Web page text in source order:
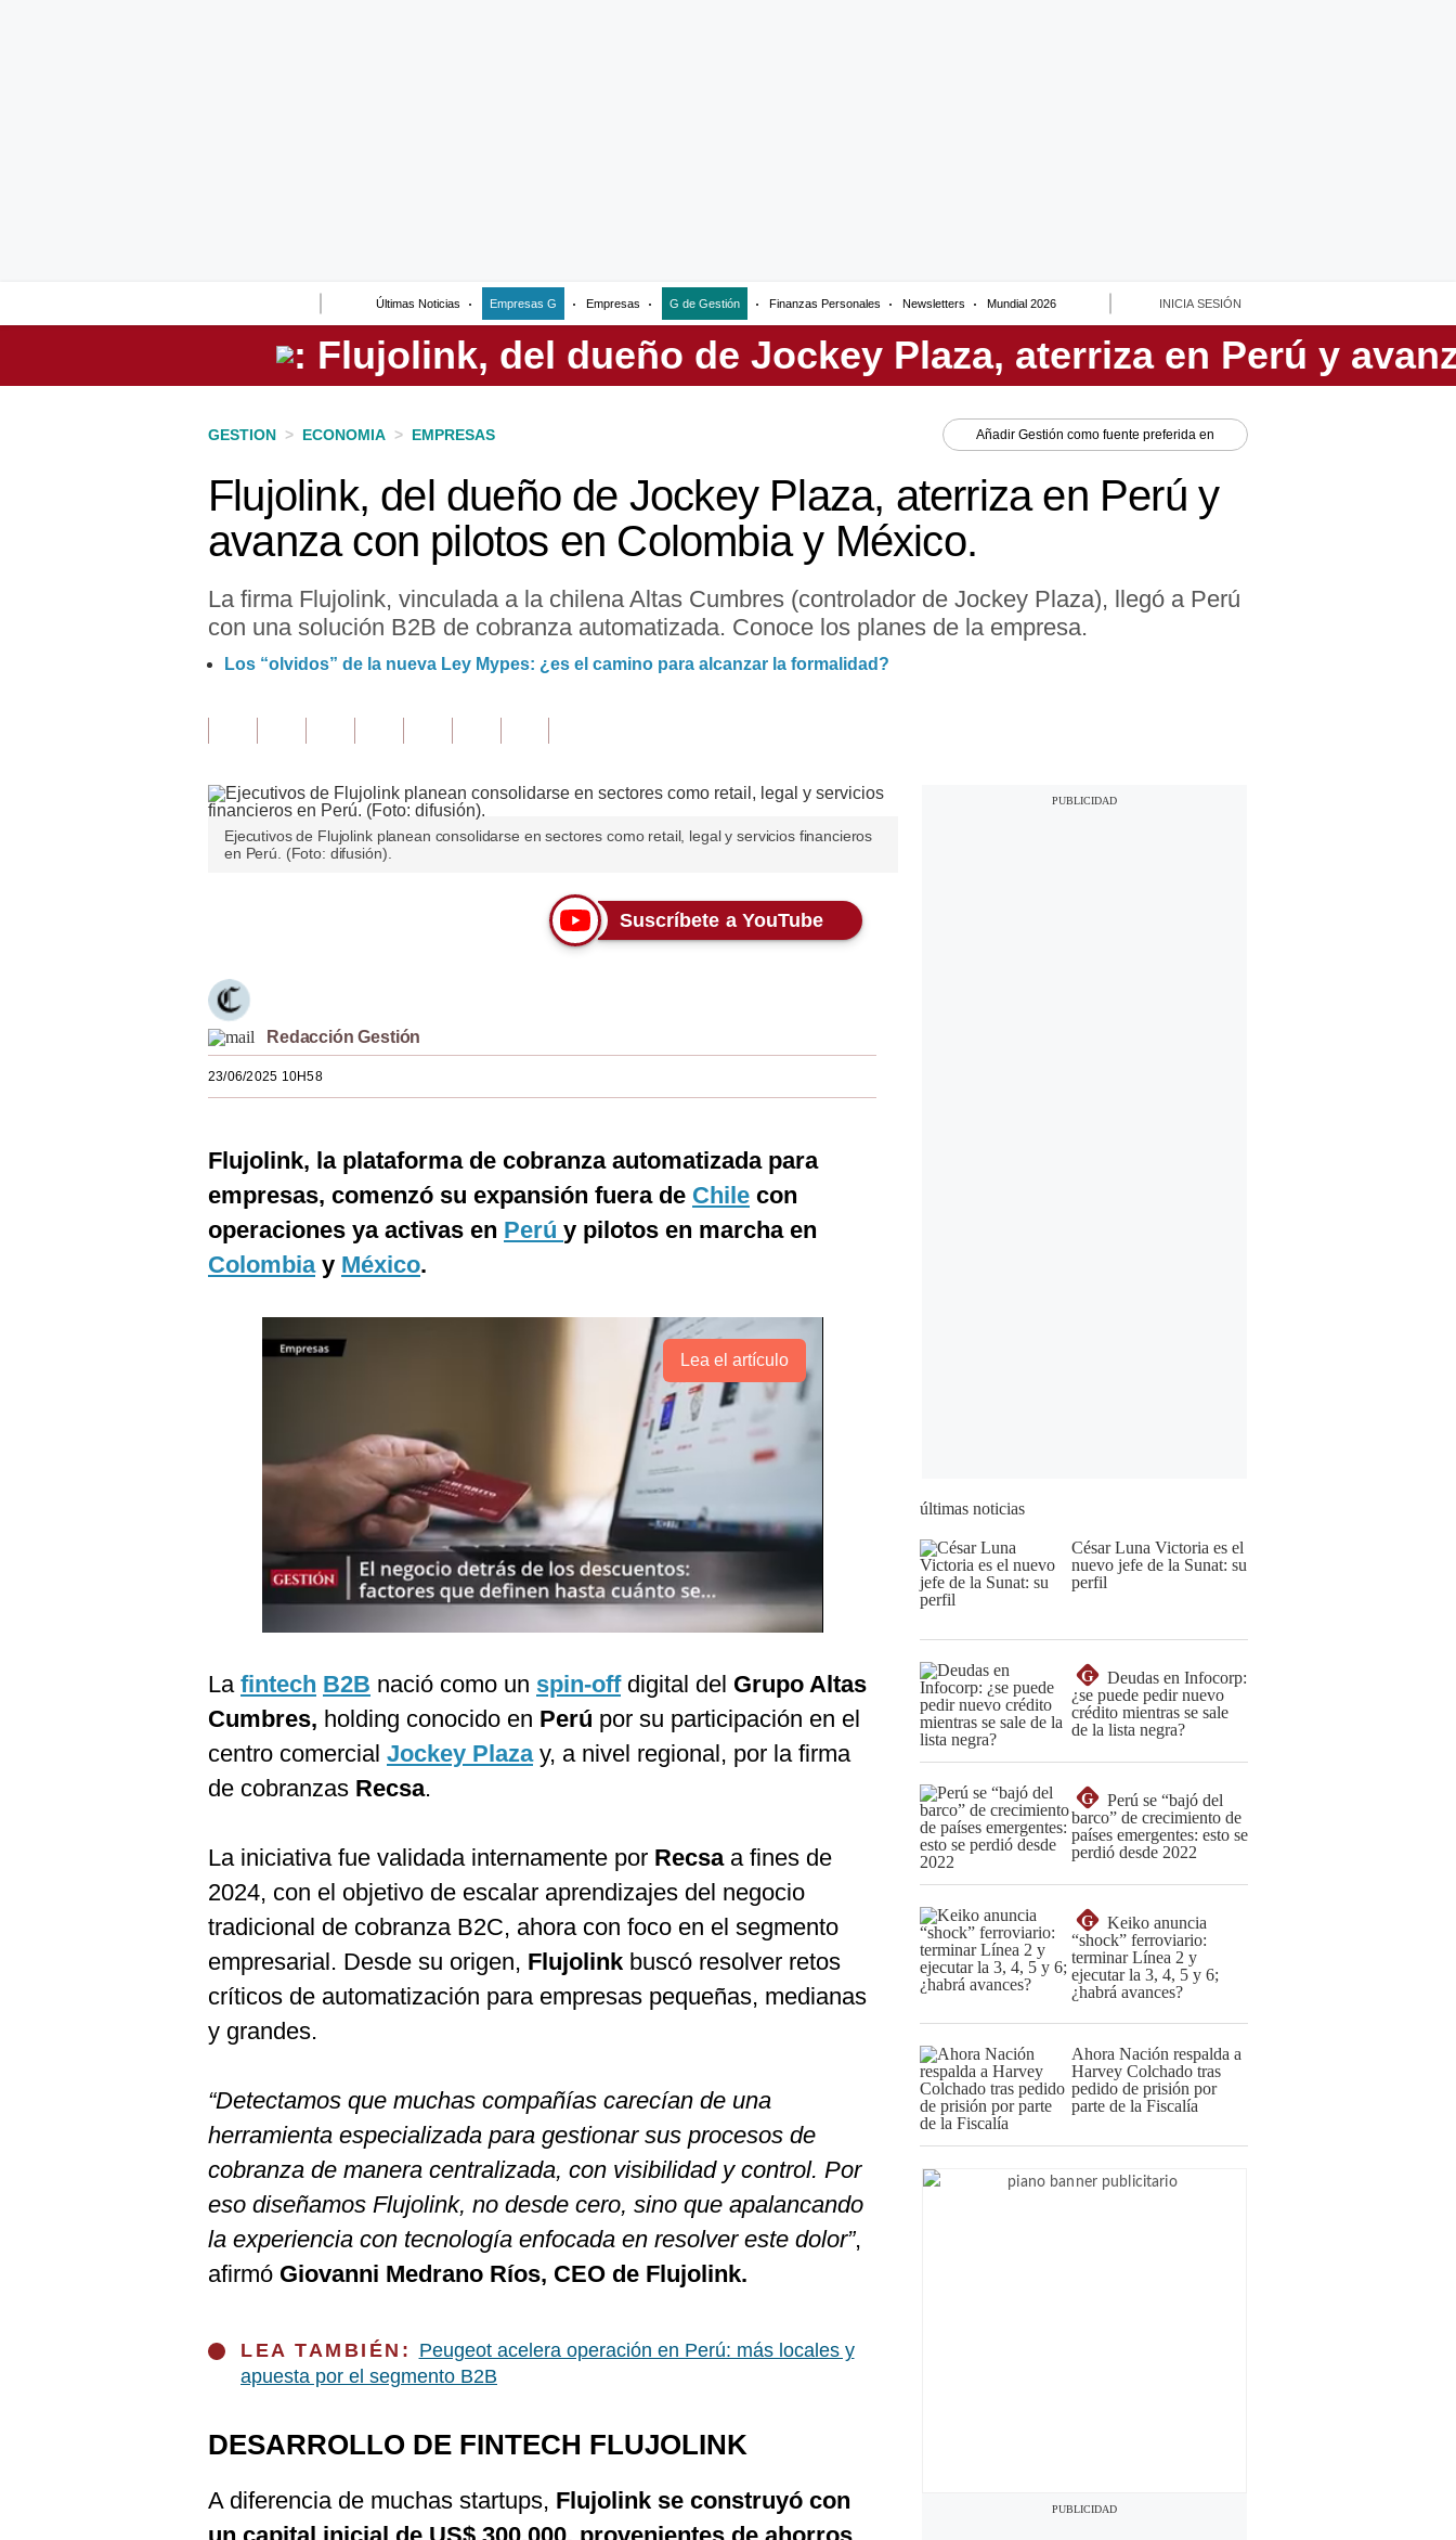
Últimas Noticias Empresas G Empresas G de Gestión Finanzas Personales Newsletters Mundial 2026 INICIA SESIÓN
Perú
GESTION > ECONOMIA > EMPRESAS Añadir Gestión como fuente preferida en
Flujolink, del dueño de Jockey Plaza, aterriza en Perú y
avanza con pilotos en Colombia y México.
La firma Flujolink, vinculada a la chilena Altas Cumbres (controlador de Jockey Plaza), llegó a Perú
con una solución B2B de cobranza automatizada. Conoce los planes de la empresa.
Los “olvidos” de la nueva Ley Mypes: ¿es el camino para alcanzar la formalidad?
Ejecutivos de Flujolink planean consolidarse en sectores como retail, legal y servicios financieros
en Perú. (Foto: difusión).
Suscríbete a YouTube
Redacción Gestión
23/06/2025 10H58
Flujolink, la plataforma de cobranza automatizada para
empresas, comenzó su expansión fuera de Chile con
operaciones ya activas en Perú y pilotos en marcha en
Colombiay México.
Lea el artículo
La fintech B2B nació como un spin-offdigital del Grupo Altas
Cumbres, holding conocido en Perú por su participación en el
centro comercial Jockey Plazay, a nivel regional, por la firma
de cobranzas Recsa.
La iniciativa fue validada internamente por Recsa a fines de
2024, con el objetivo de escalar aprendizajes del negocio
tradicional de cobranza B2C, ahora con foco en el segmento
empresarial. Desde su origen, Flujolink buscó resolver retos
críticos de automatización para empresas pequeñas, medianas
y grandes.
“Detectamos que muchas compañías carecían de una
herramienta especializada para gestionar sus procesos de
cobranza de manera centralizada, con visibilidad y control. Por
eso diseñamos Flujolink, no desde cero, sino que apalancando
la experiencia con tecnología enfocada en resolver este dolor”,
afirmó Giovanni Medrano Ríos, CEO de Flujolink.
LEA TAMBIÉN: Peugeot acelera operación en Perú: más locales y
apuesta por el segmento B2B
DESARROLLO DE FINTECH FLUJOLINK
A diferencia de muchas startups, Flujolink se construyó con
últimas noticias
César Luna Victoria es el
nuevo jefe de la Sunat: su
perfil
G
Deudas en Infocorp:
¿se puede pedir nuevo
crédito mientras se sale
de la lista negra?
G
Perú se “bajó del
barco” de crecimiento de
países emergentes: esto se
perdió desde 2022
G
Keiko anuncia
“shock” ferroviario:
terminar Línea 2 y
ejecutar la 3, 4, 5 y 6;
¿habrá avances?
Ahora Nación respalda a
Harvey Colchado tras
pedido de prisión por
parte de la Fiscalía